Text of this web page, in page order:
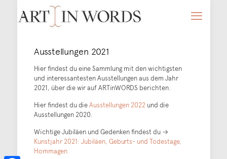
Ausstellungen 2021
Hier findest du eine Sammlung mit den wichtigsten
und interessantesten Ausstellungen aus dem Jahr
2021, über die wir auf ARTinWORDS berichten.
Hier findest du dieAusstellungen 2022und die
Ausstellungen 2020.
Wichtige Jubiläen und Gedenken findest du →
Kunstjahr 2021: Jubiläen, Geburts- und Todestage,
Hommagen